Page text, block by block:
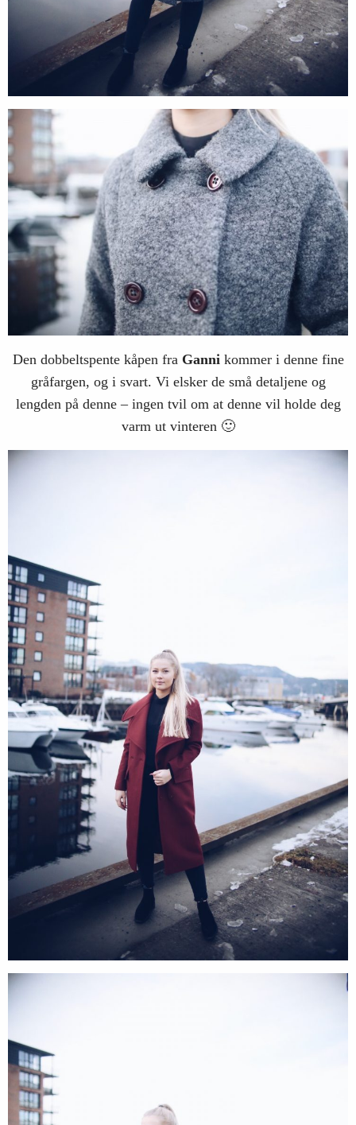
Den dobbeltspente kåpen fra Ganni kommer i denne fine
gråfargen, og i svart. Vi elsker de små detaljene og
lengden på denne – ingen tvil om at denne vil holde deg
varm ut vinteren 🙂